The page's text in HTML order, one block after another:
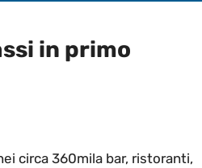
in primo
circa 360mila bar, ristoranti,